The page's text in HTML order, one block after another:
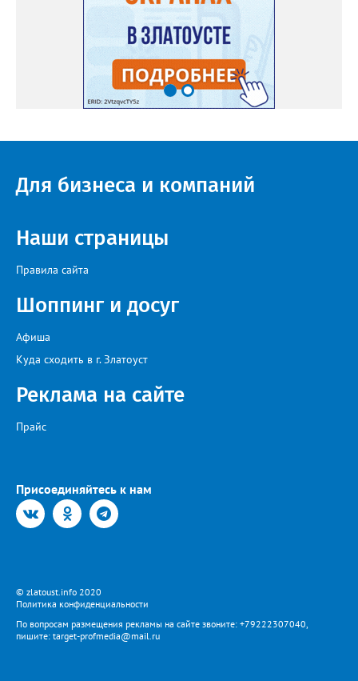
Для бизнеса и компаний
Наши страницы
Правила сайта
Шоппинг и досуг
Афиша
Куда сходить в г. Златоуст
Реклама на сайте
Прайс
Присоединяйтесь к нам
© zlatoust.info 2020
Политика конфиденциальности
По вопросам размещения рекламы на сайте звоните: +79222307040,
пишите: target-profmedia@mail.ru